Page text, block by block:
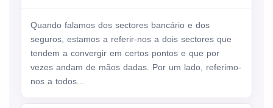
Quando falamos dos sectores bancário e dos
seguros, estamos a referir-nos a dois sectores que
tendem a convergir em certos pontos e que por
vezes andam de mãos dadas. Por um lado, referimo-
nos a todos...